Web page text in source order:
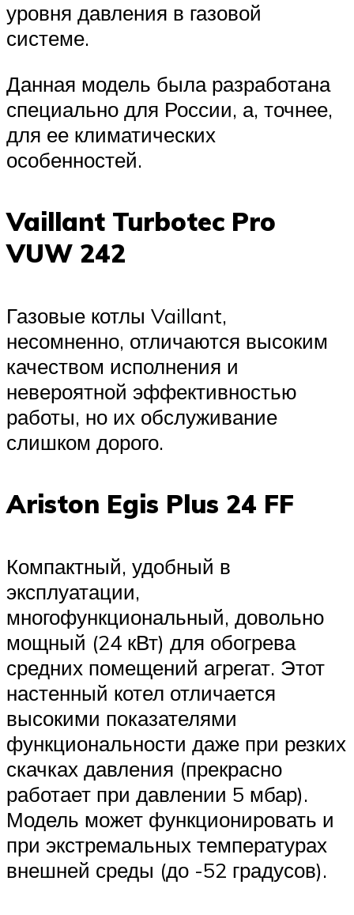
уровня давления в газовой
системе.
Данная модель была разработана
специально для России, а, точнее,
для ее климатических
особенностей.
Vaillant Turbotec Pro
VUW 242
Газовые котлы Vaillant,
несомненно, отличаются высоким
качеством исполнения и
невероятной эффективностью
работы, но их обслуживание
слишком дорого.
Ariston Egis Plus 24 FF
Компактный, удобный в
эксплуатации,
многофункциональный, довольно
мощный (24 кВт) для обогрева
средних помещений агрегат. Этот
настенный котел отличается
высокими показателями
функциональности даже при резких
скачках давления (прекрасно
работает при давлении 5 мбар).
Модель может функционировать и
при экстремальных температурах
внешней среды (до -52 градусов).